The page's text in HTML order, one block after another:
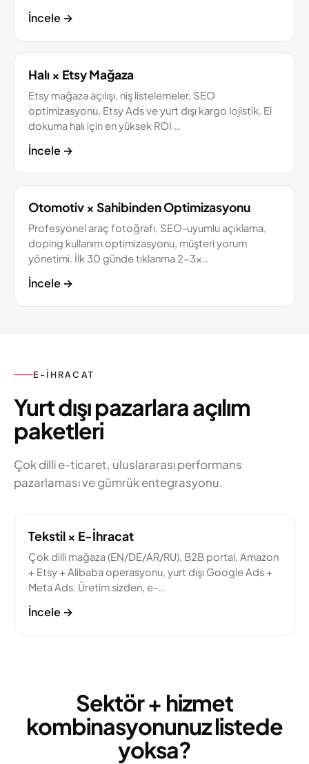
İncele →
Halı × Etsy Mağaza
Etsy mağaza açılışı, niş listelemeler, SEO
optimizasyonu, Etsy Ads ve yurt dışı kargo lojistik. El
dokuma halı için en yüksek ROI …
İncele →
Otomotiv × Sahibinden Optimizasyonu
Profesyonel araç fotoğrafı, SEO-uyumlu açıklama,
doping kullanım optimizasyonu, müşteri yorum
yönetimi. İlk 30 günde tıklanma 2-3x…
İncele →
E-İHRACAT
Yurt dışı pazarlara açılım
paketleri
Çok dilli e-ticaret, uluslararası performans
pazarlaması ve gümrük entegrasyonu.
Tekstil × E-İhracat
Çok dilli mağaza (EN/DE/AR/RU), B2B portal, Amazon
+ Etsy + Alibaba operasyonu, yurt dışı Google Ads +
Meta Ads. Üretim sizden, e-…
İncele →
Sektör + hizmet
kombinasyonunuz listede
yoksa?